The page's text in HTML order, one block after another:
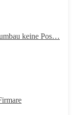
keine Pos…